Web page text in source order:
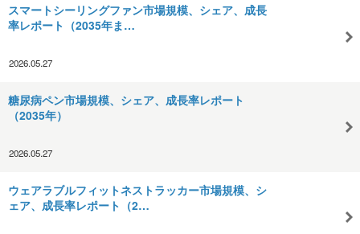
スマートシーリングファン市場規模、シェア、成長
率レポート（2035年ま…
2026.05.27
糖尿病ペン市場規模、シェア、成長率レポート
（2035年）
2026.05.27
ウェアラブルフィットネストラッカー市場規模、シ
ェア、成長率レポート（2…